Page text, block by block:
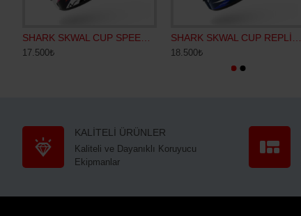
SHARK SKWAL CUP SPEED-FANCY KAPALI KASK
17.500₺
SHARK SKWAL CUP REPLİCA ZARCO GP KAPALI KASK
18.500₺
KALİTELİ ÜRÜNLER
Kaliteli ve Dayanıklı Koruyucu
Ekipmanlar